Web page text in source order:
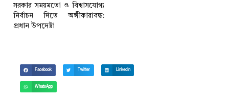
সরকার সময়মতো ও বিশ্বাসযোগ্য
নির্বাচন দিতে অঙ্গীকারাবদ্ধ:
প্রধান উপদেষ্টা
Facebook Twitter LinkedIn
WhatsApp